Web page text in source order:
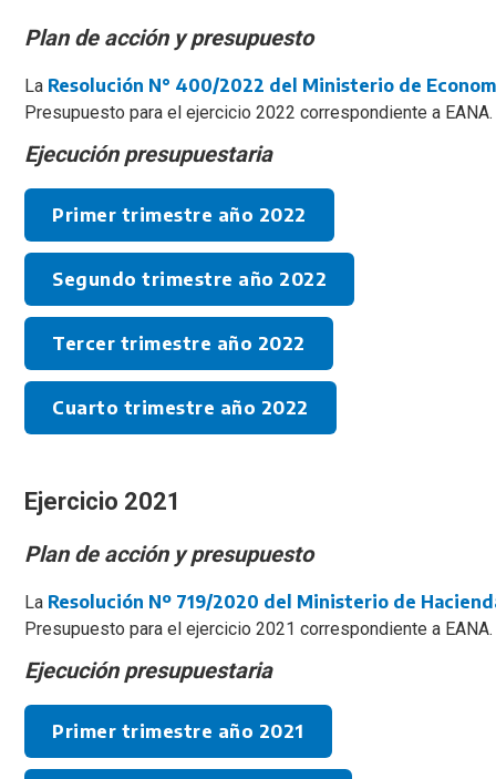
Plan de acción y presupuesto
La Resolución N° 400/2022 del Ministerio de
Presupuesto para el ejercicio 2022 correspondiente a EANA.
Ejecución presupuestaria
Primer trimestre año 2022
Segundo trimestre año 2022
Tercer trimestre año 2022
Cuarto trimestre año 2022
Ejercicio 2021
Plan de acción y presupuesto
La Resolución Nº 719/2020 del Ministerio de
Presupuesto para el ejercicio 2021 correspondiente a EANA.
Ejecución presupuestaria
Primer trimestre año 2021